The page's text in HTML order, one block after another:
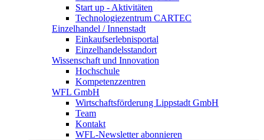
Start up - Aktivitäten
Technologiezentrum CARTEC
Einzelhandel / Innenstadt
Einkaufserlebnisportal
Einzelhandelsstandort
Wissenschaft und Innovation
Hochschule
Kompetenzzentren
WFL GmbH
Wirtschaftsförderung Lippstadt GmbH
Team
Kontakt
WFL-Newsletter abonnieren